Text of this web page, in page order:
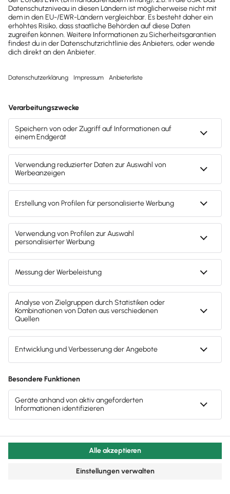
Abschreibung
nach
Nutzungsjahr
AfA-Satz
und AfA-
Betrag
Restbuchwert
Kauf im
September
2025:
Kaufpreis
165.000,00
Euro
% (= AfA-
komplette
Anteiliger
AfA-Beitrag
= 16.500
148.500 Euro
Nutzungsjahr
1 (2026):
Restbuchwert
148.500 Euro
30 % vom
Restbuchwert
= 44.550
Euro
Nutzungsjahr
2 (2027):
Restbuchwert
103.950 Euro
Restbuchwert
= 31.185 Euro
72.765 Euro
Nutzungsjahr
3 (2028):
Restbuchwert
72.765 Euro
30 % vom
Restbuchwert
= 21.829,5
Euro
30 % vom